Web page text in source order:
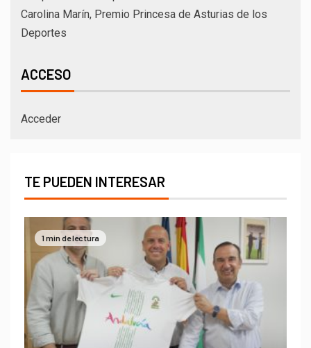
Carolina Marín, Premio Princesa de Asturias de los
Deportes
ACCESO
Acceder
TE PUEDEN INTERESAR
1 min de lectura